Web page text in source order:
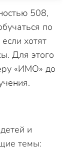
508,
по
хотят
Для этого
«ИМО» до
и
темы: